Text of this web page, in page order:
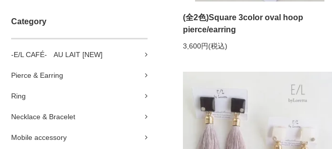
Category
-E/L CAFÉ- AU LAIT [NEW]
Pierce & Earring
Ring
Necklace & Bracelet
Mobile accessory
(全2色)Square 3color oval hoop
pierce/earring
3,600円(税込)